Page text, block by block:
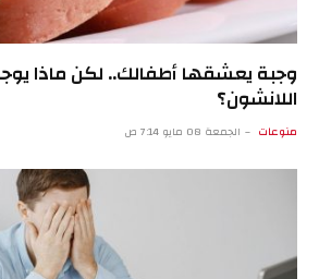
وجبة يعشقها أطفالك.. لكن ماذا
اللانشون؟
منوعات الجمعة 08 مايو 7:14 ص